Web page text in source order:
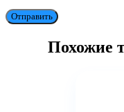
Отправить
Похожие